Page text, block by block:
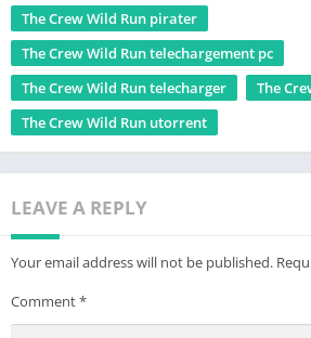
The Crew Wild Run pirater
The Crew Wild Run telechargement pc
The Crew Wild Run telecharger
The
The Crew Wild Run utorrent
LEAVE A REPLY
Your email address will not be published.
Comment*